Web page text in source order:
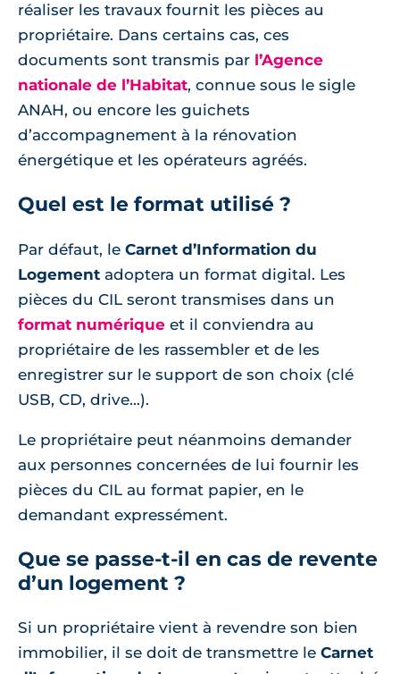
réaliser les travaux fournit les pièces au
propriétaire. Dans certains cas, ces
documents sont transmis par l’Agence
nationale de l’Habitat, connue sous le sigle
ANAH, ou encore les guichets
d’accompagnement à la rénovation
énergétique et les opérateurs agréés.
Quel est le format utilisé ?
Par défaut, le Carnet d’Information du
Logement adoptera un format digital. Les
pièces du CIL seront transmises dans un
format numérique et il conviendra au
propriétaire de les rassembler et de les
enregistrer sur le support de son choix (clé
USB, CD, drive...).
Le propriétaire peut néanmoins demander
aux personnes concernées de lui fournir les
pièces du CIL au format papier, en le
demandant expressément.
Que se passe-t-il en cas de revente
d’un logement ?
Si un propriétaire vient à revendre son bien
immobilier, il se doit de transmettre le Carnet